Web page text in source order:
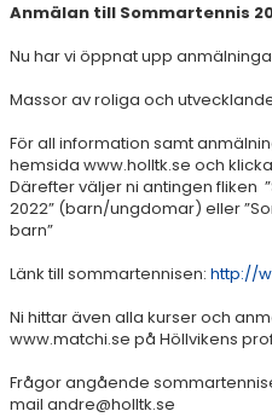
Anmälan till Sommartennis
Nu har vi öppnat upp
Massor av roliga och
För all information samt
hemsida www.holltk.se och
Därefter väljer ni antingen fliken
2022” (barn/ungdomar) eller
barn”
Länk till sommartennisen: http://
Ni hittar även alla kurser och
www.matchi.se på Höllvikens
Frågor angående
mail andre@holltk.se